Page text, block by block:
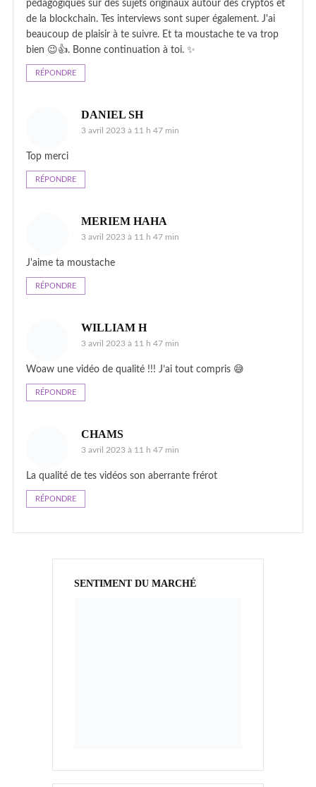
pédagogiques sur des sujets originaux autour des cryptos et
de la blockchain. Tes interviews sont super également. J'ai
beaucoup de plaisir à te suivre. Et ta moustache te va trop
bien 😉👍. Bonne continuation à toi. ✨
RÉPONDRE
DANIEL SH
3 avril 2023 à 11 h 47 min
Top merci
RÉPONDRE
MERIEM HAHA
3 avril 2023 à 11 h 47 min
J'aime ta moustache
RÉPONDRE
WILLIAM H
3 avril 2023 à 11 h 47 min
Woaw une vidéo de qualité !!! J’ai tout compris 😅
RÉPONDRE
CHAMS
3 avril 2023 à 11 h 47 min
La qualité de tes vidéos son aberrante frérot
RÉPONDRE
SENTIMENT DU MARCHÉ